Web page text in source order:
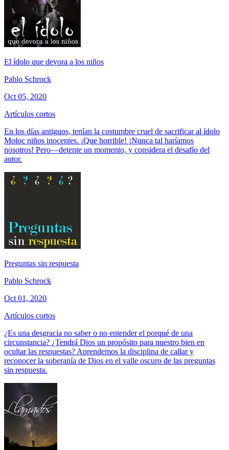
El ídolo que devora a los niños
Pablo Schrock
Oct 05, 2020
Artículos cortos
En los días antiguos, tenían la costumbre cruel de sacrificar al ídolo
Moloc niños inocentes. ¡Que horrible! ¡Nunca tal haríamos
nosotros! Pero—detente un momento, y considera el desafío del
autor.
Preguntas sin respuesta
Pablo Schrock
Oct 01, 2020
Artículos cortos
¿Es una desgracia no saber o no entender el porqué de una
circunstancia? ¿Tendrá Dios un propósito para nuestro bien en
ocultar las respuestas? Aprendemos la disciplina de callar y
reconocer la soberanía de Dios en el valle oscuro de las preguntas
sin respuesta.